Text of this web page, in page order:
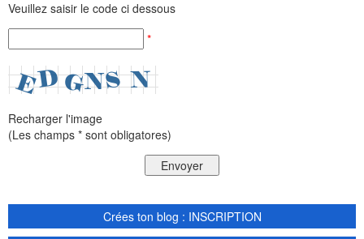
Veuillez saisir le code ci dessous
*
Recharger l'image
(Les champs * sont obligatores)
Crées ton blog : INSCRIPTION